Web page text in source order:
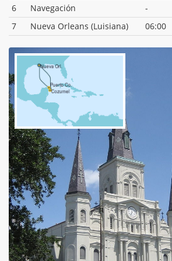
6
Navegación -
7
Nueva Orleans (Luisiana) 06:00